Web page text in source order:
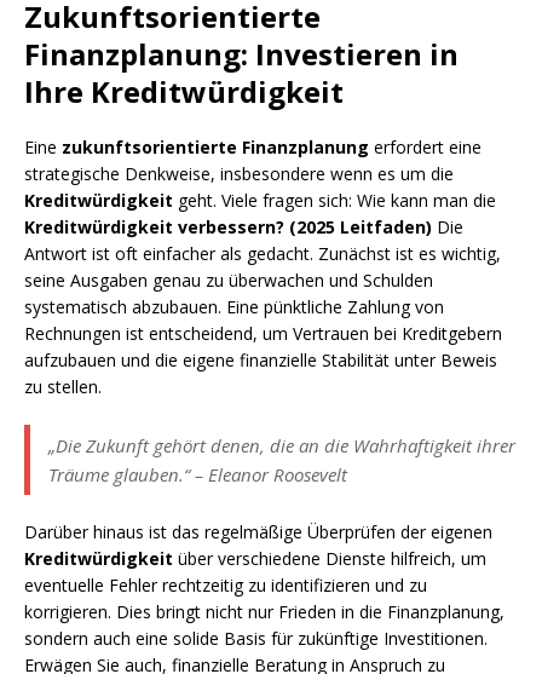
Zukunftsorientierte
Finanzplanung: Investieren in
Ihre Kreditwürdigkeit
Eine zukunftsorientierte Finanzplanung erfordert eine
strategische Denkweise, insbesondere wenn es um die
Kreditwürdigkeit geht. Viele fragen sich: Wie kann man die
Kreditwürdigkeit verbessern? (2025 Leitfaden) Die
Antwort ist oft einfacher als gedacht. Zunächst ist es wichtig,
seine Ausgaben genau zu überwachen und Schulden
systematisch abzubauen. Eine pünktliche Zahlung von
Rechnungen ist entscheidend, um Vertrauen bei Kreditgebern
aufzubauen und die eigene finanzielle Stabilität unter Beweis
zu stellen.
„Die Zukunft gehört denen, die an die Wahrhaftigkeit ihrer
Träume glauben.“ – Eleanor Roosevelt
Darüber hinaus ist das regelmäßige Überprüfen der eigenen
Kreditwürdigkeit über verschiedene Dienste hilfreich, um
eventuelle Fehler rechtzeitig zu identifizieren und zu
korrigieren. Dies bringt nicht nur Frieden in die Finanzplanung,
sondern auch eine solide Basis für zukünftige Investitionen.
Erwägen Sie auch, finanzielle Beratung in Anspruch zu